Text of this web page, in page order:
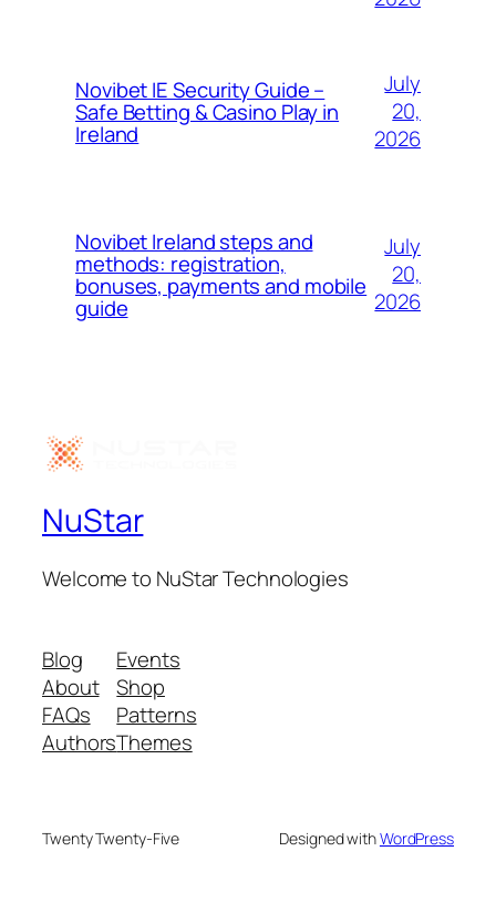
Novibet IE Security Guide –
Safe Betting & Casino Play in
Ireland
July
20,
2026
Novibet Ireland steps and
methods: registration,
bonuses, payments and mobile
guide
July
20,
2026
NuStar
Welcome to NuStar Technologies
Blog
About
FAQs
Authors
Events
Shop
Patterns
Themes
Twenty Twenty-Five Designed withWordPress